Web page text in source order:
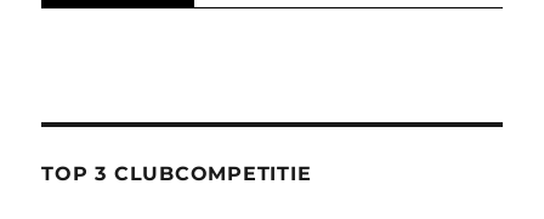
TOP 3 CLUBCOMPETITIE